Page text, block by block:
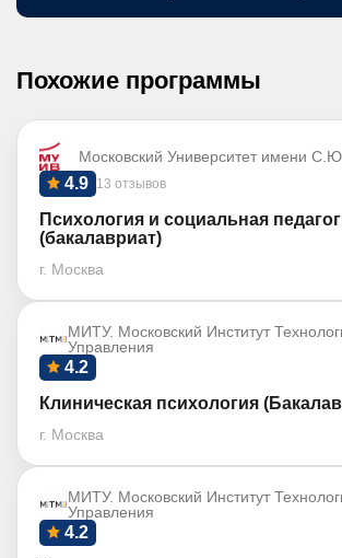
Похожие программы
Московский Университет имени
13 отзывов
4.9
Психология и социальная
(бакалавриат)
г. Москва
МИТУ. Московский Институт
Управления
4.2
Клиническая психология
г. Москва
МИТУ. Московский Институт
Управления
4.2